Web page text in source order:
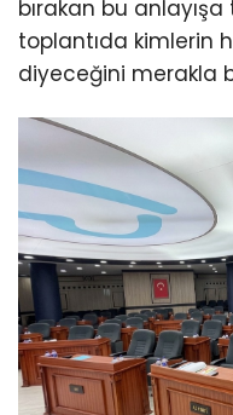
bırakan bu
toplantıda kimlerin
diyeceğini merakla